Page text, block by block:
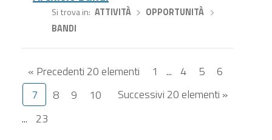
Si trova in ATTIVITÀ› OPPORTUNITÀ
BANDI
« Precedenti 20 elementi
Successivi 20 elementi »
1 ... 4 5
6
7
8 9
10
... 23